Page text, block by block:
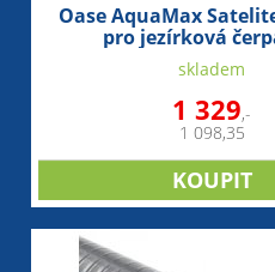
Oase AquaMax
pro jezírková
skladem
1 329,-
1 098,35